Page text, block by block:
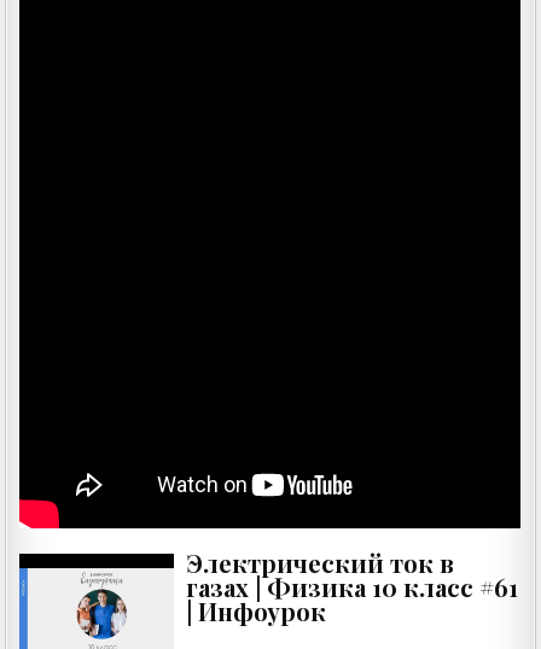
Электрический ток в
газах | Физика 10 класс #61
| Инфоурок